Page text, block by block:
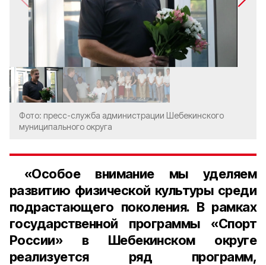
Фото: пресс-служба администрации Шебекинского
муниципального округа
«Особое внимание мы уделяем
развитию физической культуры среди
подрастающего поколения. В рамках
государственной программы «Спорт
России» в Шебекинском округе
реализуется ряд программ,